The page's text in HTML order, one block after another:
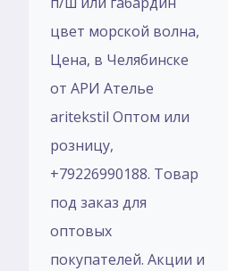
цвет морской волна,
Цена, в Челябинске
от АРИ Ателье
aritekstil Оптом или
розницу,
+79226990188. Товар
под заказ для
оптовых
покупателей. Акции и